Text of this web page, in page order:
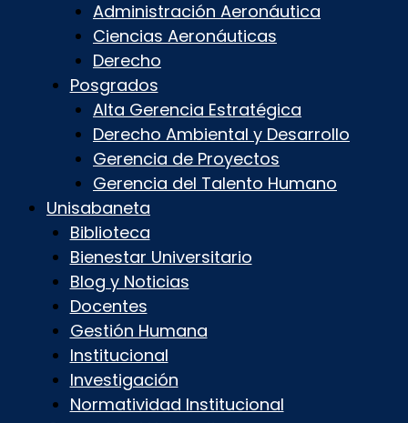
Administración Aeronáutica
Ciencias Aeronáuticas
Derecho
Posgrados
Alta Gerencia Estratégica
Derecho Ambiental y Desarrollo
Gerencia de Proyectos
Gerencia del Talento Humano
Unisabaneta
Biblioteca
Bienestar Universitario
Blog y Noticias
Docentes
Gestión Humana
Institucional
Investigación
Normatividad Institucional